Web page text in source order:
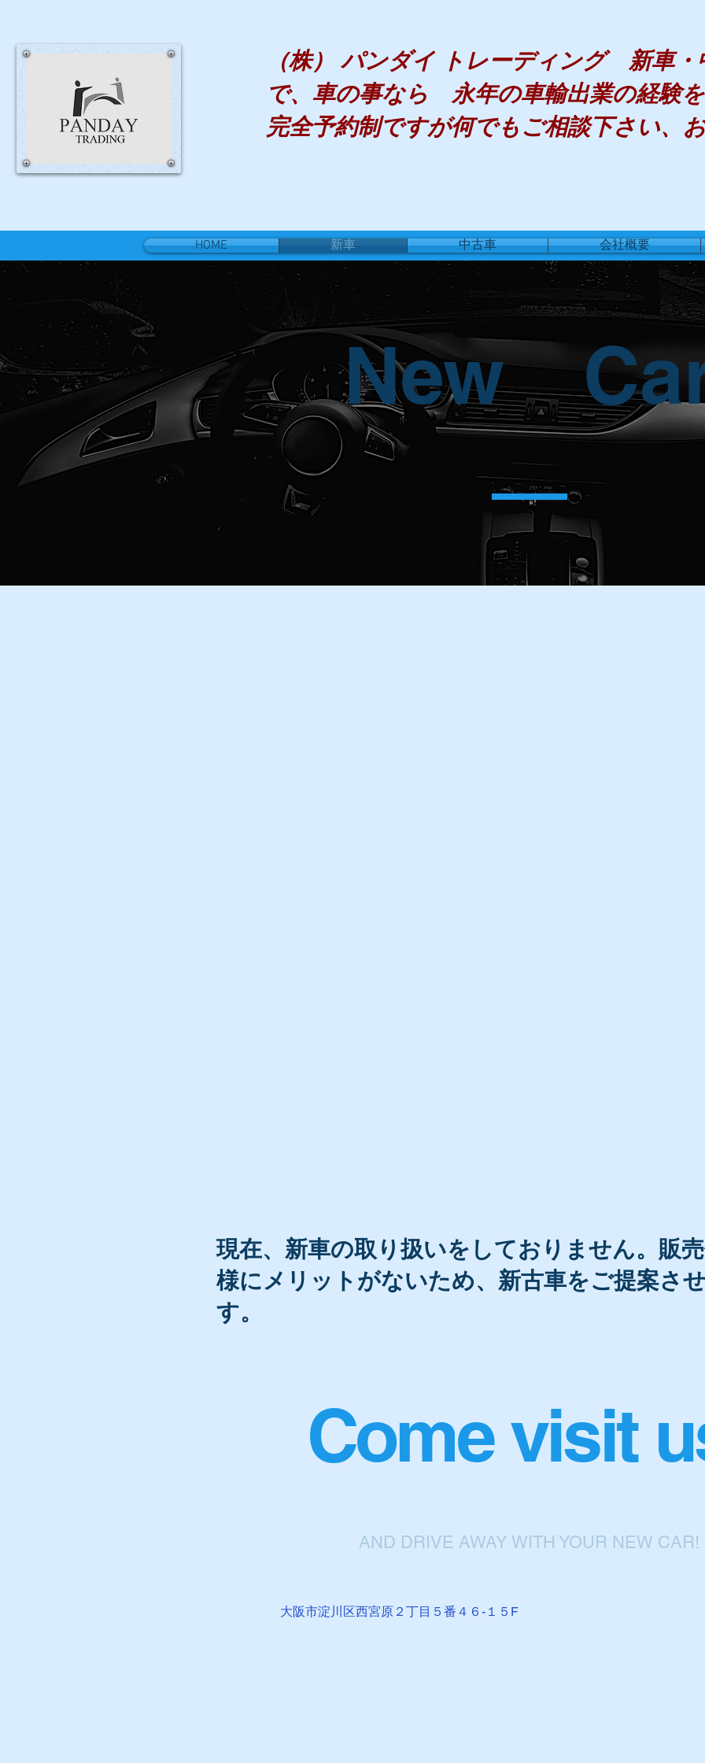
（株） パンダイ トレーディング 新車・
で、車の事なら 永年の車輸出業の経験
完全予約制ですが何でもご相談下さい、
HOME 新車 中古車 会社概要
New
現在、新車の取り扱いをしておりません。販
様にメリットがないため、新古車をご提案さ
す。
Come visit
AND DRIVE AWAY WITH YOUR NEW CAR!
​大阪市淀川区西宮原２丁目５番４６-１５F